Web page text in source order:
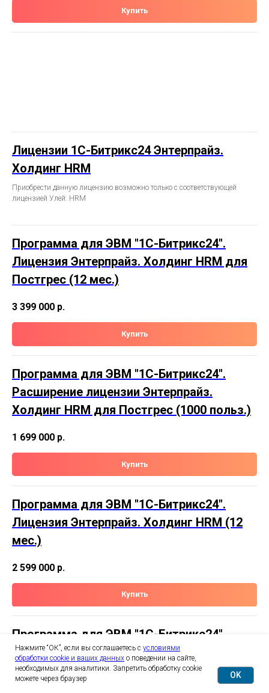
Купить
Лицензии 1С-Битрикс24 Энтерпрайз.
Холдинг HRM
Приобрести данную лицензию возможно только с соответствующей
лицензией Улей: HRM
Программа для ЭВМ "1С-Битрикс24".
Лицензия Энтерпрайз. Холдинг HRM для
Постгрес (12 мес.)
3 399 000 р.
Купить
Программа для ЭВМ "1С-Битрикс24".
Расширение лицензии Энтерпрайз.
Холдинг HRM для Постгрес (1000 польз.)
1 699 000 р.
Купить
Программа для ЭВМ "1С-Битрикс24".
Лицензия Энтерпрайз. Холдинг HRM (12
мес.)
2 599 000 р.
Купить
Программа для ЭВМ "1С-Битрикс24".
Расширение лицензии Энтерпрайз.
Холдинг HRM (1000 польз.)
Нажмите “ОК”, если вы соглашаетесь с условиями
обработки cookie и ваших данных о поведении на сайте,
необходимых для аналитики. Запретить обработку cookie
можете через браузер
OK